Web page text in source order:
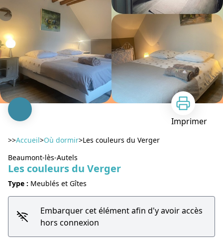
Imprimer
>>Accueil>Où dormir>Les couleurs du Verger
Beaumont-lès-Autels
Les couleurs du Verger
Type : Meublés et Gîtes
Embarquer cet élément afin d'y avoir accès
hors connexion